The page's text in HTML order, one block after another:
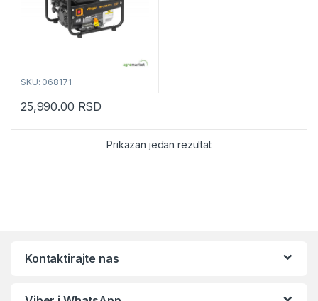
SKU: 068171
25,990.00 RSD
Prikazan jedan rezultat
Kontaktirajte nas